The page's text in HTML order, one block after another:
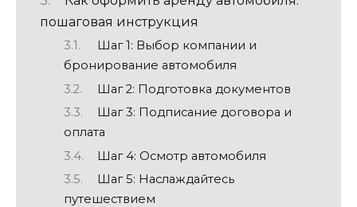
пошаговая инструкция
Шаг 1: Выбор компании и
бронирование автомобиля
Шаг 2: Подготовка документов
Шаг 3: Подписание договора и
оплата
Шаг 4: Осмотр автомобиля
Шаг 5: Наслаждайтесь
путешествием